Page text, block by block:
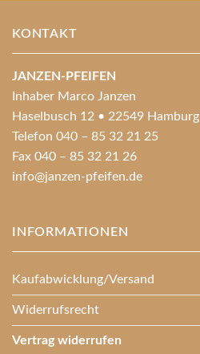
KONTAKT
JANZEN-PFEIFEN
Inhaber Marco Janzen
Haselbusch 12 • 22549 Hamburg
Telefon 040 – 85 32 21 25
Fax 040 – 85 32 21 26
info@janzen-pfeifen.de
INFORMATIONEN
Kaufabwicklung/Versand
Widerrufsrecht
Vertrag widerrufen